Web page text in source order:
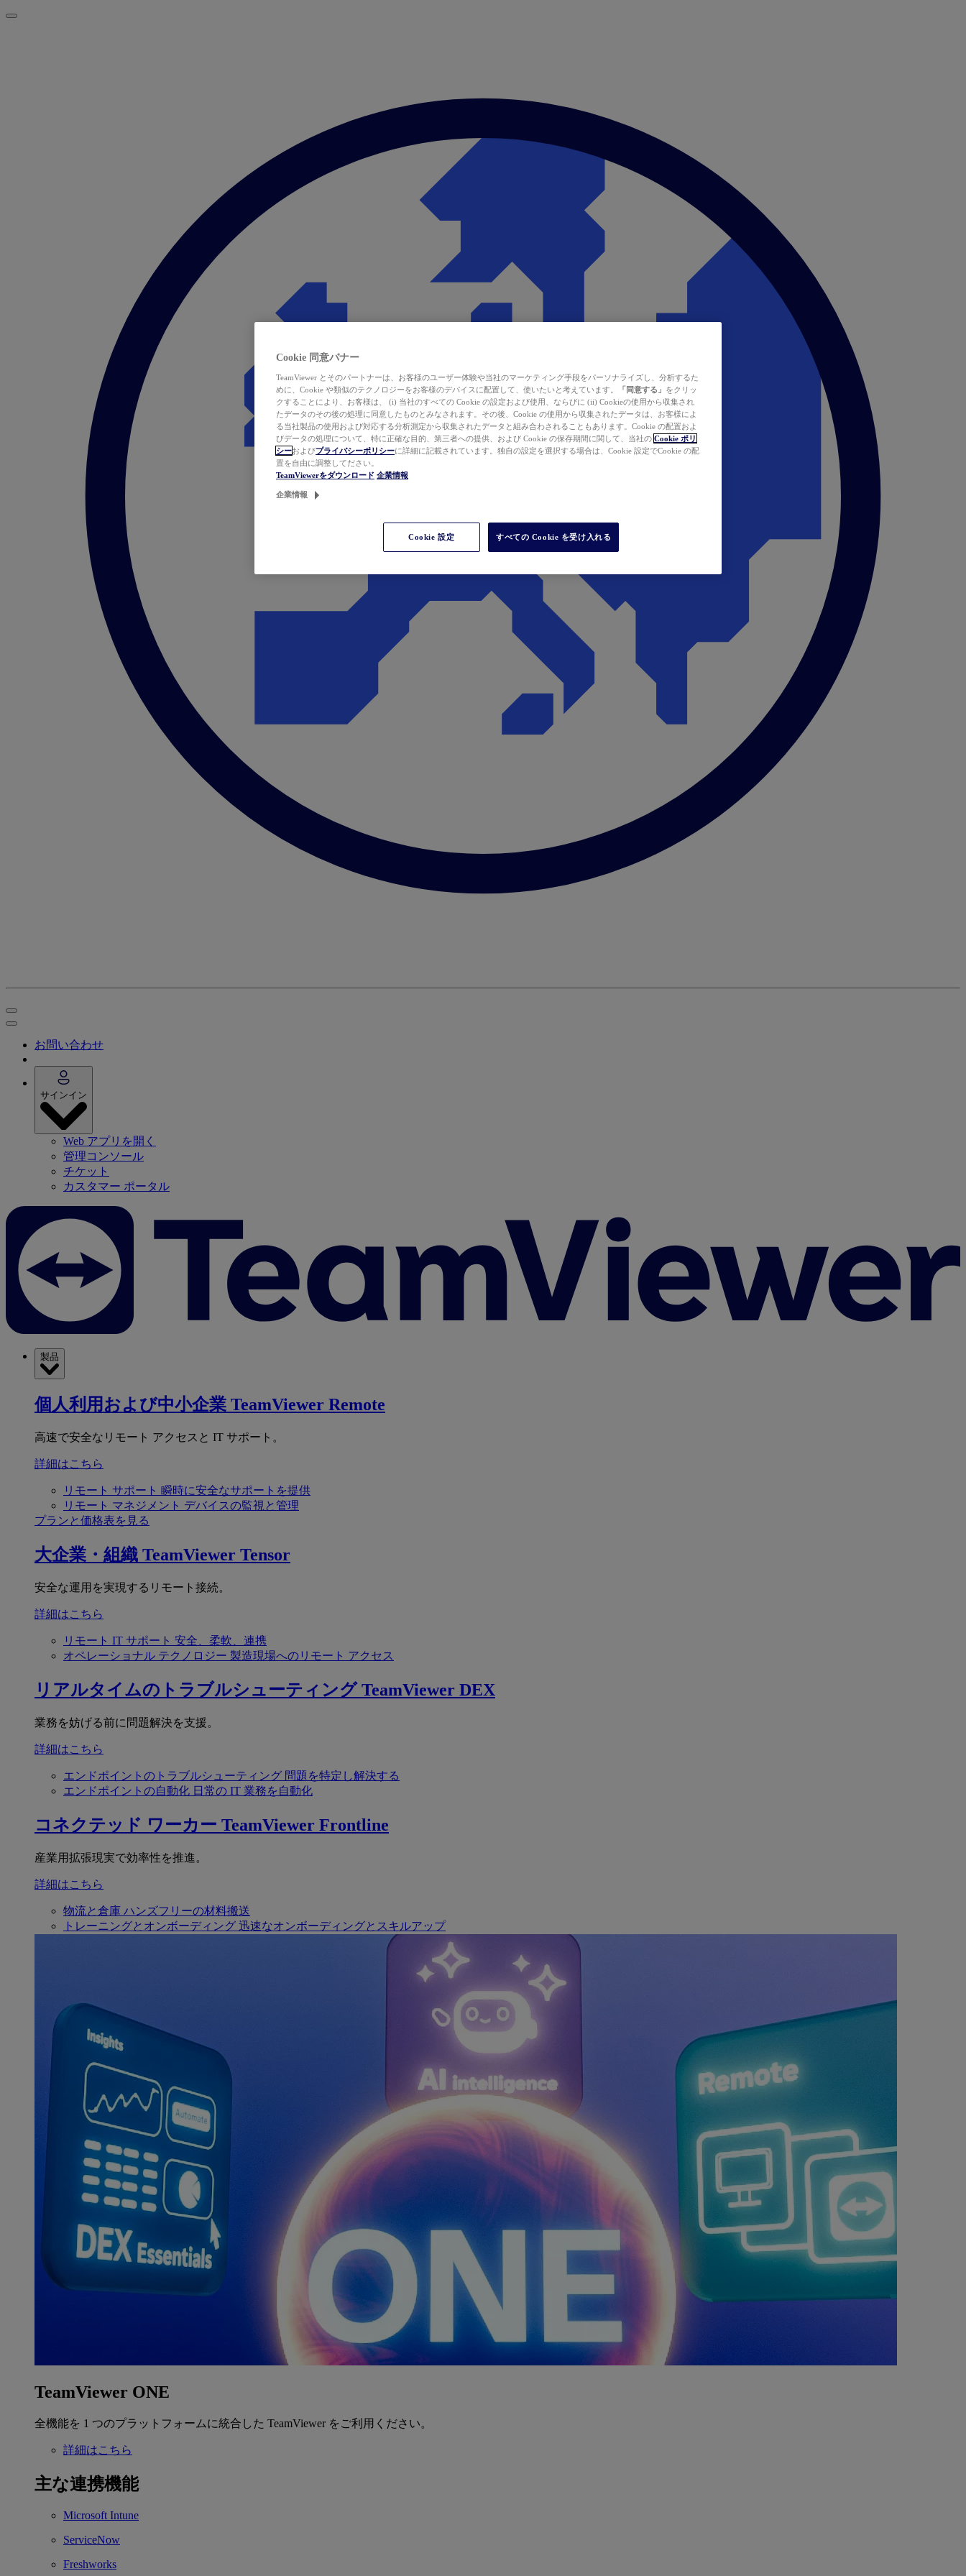
お問い合わせ
サインイン
Web アプリを開く
管理コンソール
チケット
カスタマー ポータル
製品
個人利用および中小企業 TeamViewer Remote
高速で安全なリモート アクセスと IT サポート。
詳細はこちら
リモート サポート 瞬時に安全なサポートを提供
リモート マネジメント デバイスの監視と管理
プランと価格表を見る
大企業・組織 TeamViewer Tensor
安全な運用を実現するリモート接続。
詳細はこちら
リモート IT サポート 安全、柔軟、連携
オペレーショナル テクノロジー 製造現場へのリモート アクセス
リアルタイムのトラブルシューティング TeamViewer DEX
業務を妨げる前に問題解決を支援。
詳細はこちら
エンドポイントのトラブルシューティング 問題を特定し解決する
エンドポイントの自動化 日常の IT 業務を自動化
コネクテッド ワーカー TeamViewer Frontline
産業用拡張現実で効率性を推進。
詳細はこちら
物流と倉庫 ハンズフリーの材料搬送
トレーニングとオンボーディング 迅速なオンボーディングとスキルアップ
TeamViewer ONE
全機能を 1 つのプラットフォームに統合した TeamViewer をご利用ください。
詳細はこちら
主な連携機能
Microsoft Intune
ServiceNow
Freshworks
Cookie 同意バナー
TeamViewer とそのパートナーは、お客様のユーザー体験や当社のマーケティング手段をパーソナライズし、分析するた
めに、Cookie や類似のテクノロジーをお客様のデバイスに配置して、使いたいと考えています。
「同意する」 をクリッ
クすることにより、お客様は、 (i) 当社のすべての Cookie の設定および使用、ならびに (ii) Cookieの使用から収集され
たデータのその後の処理に同意したものとみなされます。その後、Cookie の使用から収集されたデータは、お客様によ
る当社製品の使用および対応する分析測定から収集されたデータと組み合わされることもあります。Cookie の配置およ
びデータの処理について、特に正確な目的、第三者への提供、および Cookie の保存期間に関して、当社の Cookie ポリ
シーおよびプライバシーポリシーに詳細に記載されています。独自の設定を選択する場合は、Cookie 設定でCookie の配
置を自由に調整してださい。
TeamViewerをダウンロード 企業情報
企業情報
Cookie 設定 すべての Cookie を受け入れる